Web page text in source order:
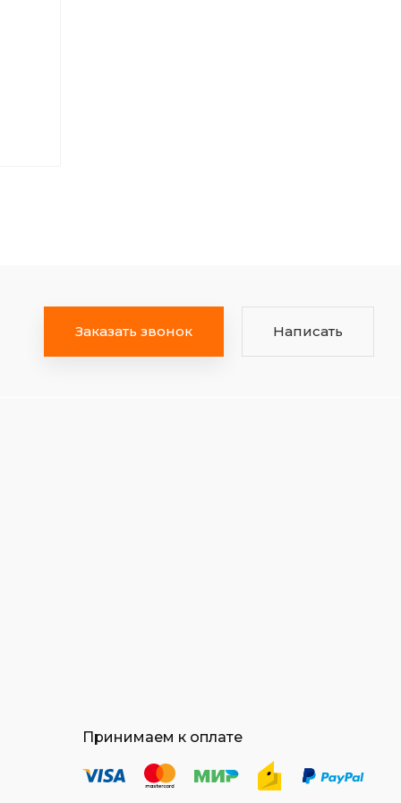
Заказать звонок Написать
Принимаем к оплате